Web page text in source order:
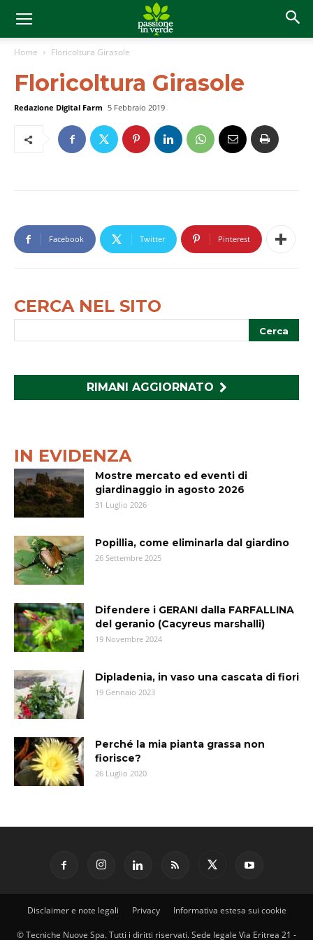
Home Floricoltura Girasole
Floricoltura Girasole
Redazione Digital Farm 5 Febbraio 2019
Facebook Twitter Pinterest
CERCA NEL SITO
RIMANI AGGIORNATO
IN EVIDENZA
Mostre mercato ed eventi di
giardinaggio in agosto 2026
31 Luglio 2026
Popillia, come eliminarla dal giardino
26 Settembre 2025
Difendere i GERANI dalla FARFALLINA
del geranio (Cacyreus marshalli)
19 Novembre 2024
Dipladenia, in vaso una cascata di fiori
19 Gennaio 2023
Perché la mia pianta grassa non
fiorisce?
26 Luglio 2020
Disclaimer e note legali Privacy Informativa estesa sui cookie
© Tecniche Nuove Spa. Tutti i diritti riservati. Sede legale Via Eritrea 21 -